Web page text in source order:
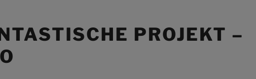
PROJEKT –